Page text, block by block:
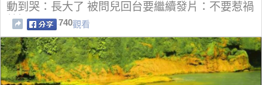
動到哭：長大了 被問兒回台要繼續發片：不要惹禍
就好
740觀看